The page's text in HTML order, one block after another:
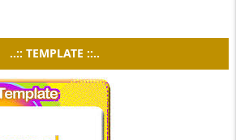
..:: TEMPLATE ::..